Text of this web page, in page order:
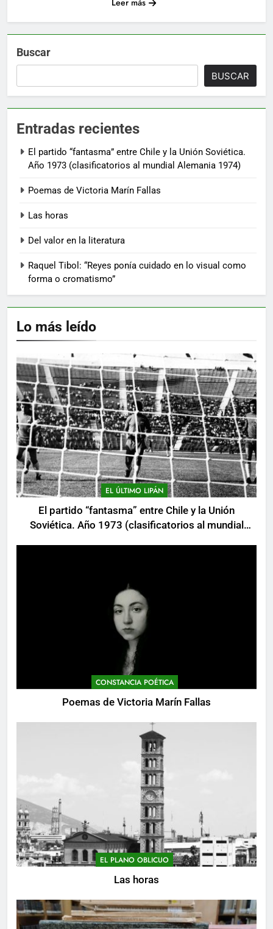
Buscar
BUSCAR
Entradas recientes
El partido “fantasma” entre Chile y la Unión Soviética.
Año 1973 (clasificatorios al mundial Alemania 1974)
Poemas de Victoria Marín Fallas
Las horas
Del valor en la literatura
Raquel Tibol: “Reyes ponía cuidado en lo visual como
forma o cromatismo”
Lo más leído
EL ÚLTIMO LIPÁN
El partido “fantasma” entre Chile y la Unión
Soviética. Año 1973 (clasificatorios al mundial
CONSTANCIA POÉTICA
Poemas de Victoria Marín Fallas
EL PLANO OBLICUO
Las horas